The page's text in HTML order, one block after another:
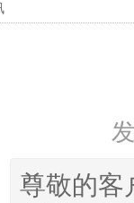
尊敬的